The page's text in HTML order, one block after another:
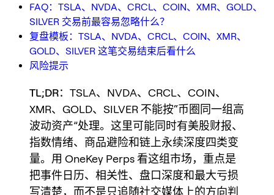
FAQ：TSLA、NVDA、CRCL、COIN、XMR、GOLD、
SILVER 交易前最容易忽略什么？
复盘模板：TSLA、NVDA、CRCL、COIN、XMR、
GOLD、SILVER 这笔交易结束后看什么
风险提示
TL;DR：TSLA、NVDA、CRCL、COIN、
XMR、GOLD、SILVER 不能按“币圈同一组高
波动资产”处理。这里可能同时有美股财报、
指数情绪、商品避险和链上永续深度四类变
量。用 OneKey Perps 看这组市场，重点是
把事件日历、相关性、盘口深度和最大亏损
写清楚，而不是只追随社交媒体上的方向判